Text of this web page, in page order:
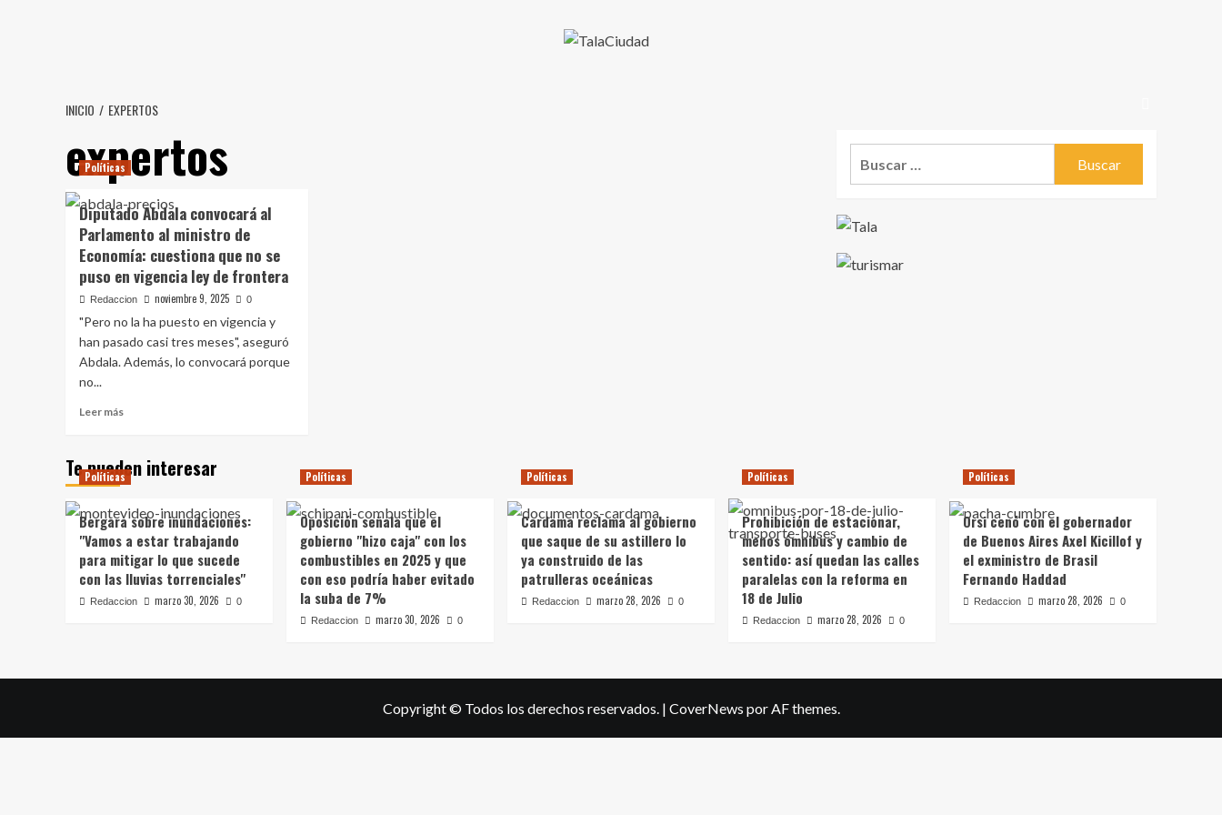
INICIO EXPERTOS
expertos
Políticas
Diputado Abdala convocará al
Parlamento al ministro de
Economía: cuestiona que no se
puso en vigencia ley de frontera
Redaccion noviembre 9, 2025 0
"Pero no la ha puesto en vigencia y
han pasado casi tres meses", aseguró
Abdala. Además, lo convocará porque
no...
Leer más
Diputado
Abdala
al
Parlamento
al
ministro
de
Economía:
ley
Te pueden interesar
Políticas
Bergara sobre inundaciones:
"Vamos a estar trabajando
para mitigar lo que sucede
con las lluvias torrenciales"
Redaccion marzo 30, 2026 0
Políticas
Oposición señala que el
gobierno "hizo caja" con los
combustibles en 2025 y que
con eso podría haber evitado
la suba de 7%
Redaccion marzo 30, 2026 0
Políticas
Cardama reclama al gobierno
que saque de su astillero lo
ya construido de las
patrulleras oceánicas
Redaccion marzo 28, 2026 0
Políticas
Prohibición de estacionar,
menos ómnibus y cambio de
sentido: así quedan las calles
paralelas con la reforma en
18 de Julio
Redaccion marzo 28, 2026 0
Políticas
Orsi cenó con el gobernador
de Buenos Aires Axel Kicillof y
el exministro de Brasil
Fernando Haddad
Redaccion marzo 28, 2026 0
Copyright © Todos los derechos reservados. | CoverNews por AF themes.